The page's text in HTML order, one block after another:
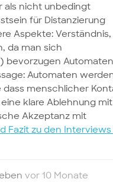
als nicht unbedingt
für Distanzierung
Aspekte: Verständnis,
da man sich
bevorzugen Automaten
Automaten
dass menschlicher
klare Ablehnung mit
Akzeptanz mit
Fazit zu den
vor 10 Monate